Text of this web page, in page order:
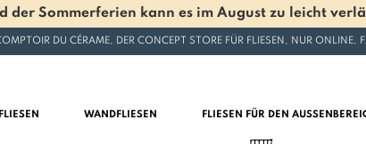
der Sommerferien kann es im August zu leicht
DU CÉRAME, DER CONCEPT STORE FÜR FLIESEN, NUR ONLINE,
WANDFLIESEN FLIESEN FÜR DEN